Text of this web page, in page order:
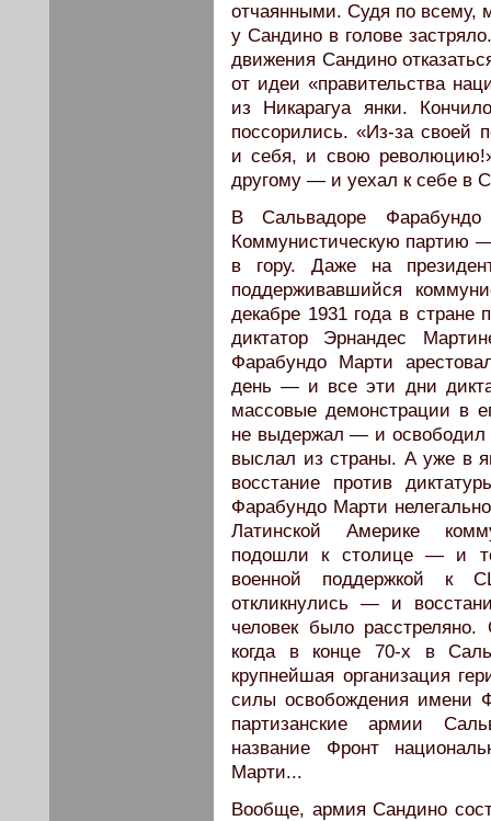
отчаянными. Судя по всему,
у Сандино в голове
движения Сандино
от идеи «правительства
из Никарагуа янки.
поссорились. «Из-за своей
и себя, и свою
другому — и уехал к себе в
В Сальвадоре
Коммунистическую партию
в гору. Даже на
поддерживавшийся
декабре 1931 года в стране
диктатор Эрнандес
Фарабундо Марти
день — и все эти дни
массовые демонстрации в
не выдержал — и
выслал из страны. А уже в
восстание против
Фарабундо Марти
Латинской Америке
подошли к столице — и
военной поддержкой к
откликнулись — и
человек было
когда в конце 70-х в
крупнейшая организация
силы освобождения имени
партизанские армии
название Фронт
Марти...
Вообще, армия Сандино